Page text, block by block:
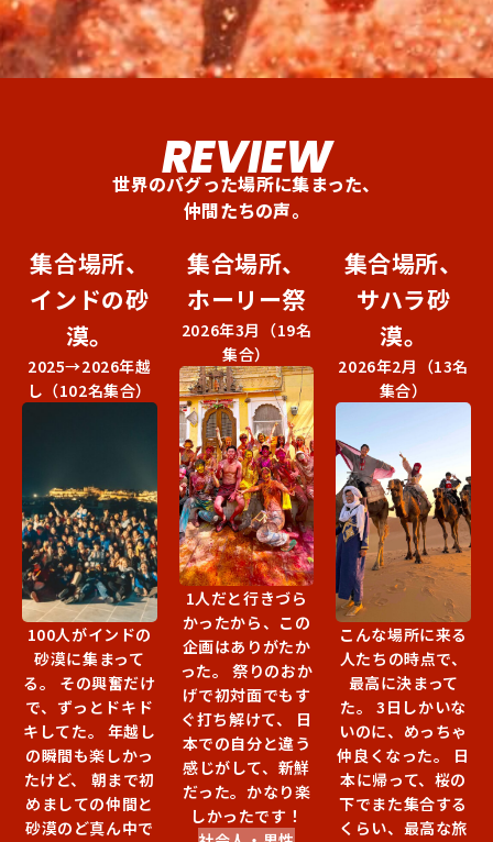
REVIEW
世界のバグった場所に集まった、
仲間たちの声。
集合場所、
インドの砂
漠。
2025→2026年越
し（102名集合）
100人がインドの
砂漠に集まって
る。 その興奮だけ
で、ずっとドキド
キしてた。 年越し
の瞬間も楽しかっ
たけど、 朝まで初
めましての仲間と
砂漠のど真ん中で
集合場所、
ホーリー祭
2026年3月（19名
集合）
1人だと行きづら
かったから、この
企画はありがたか
った。 祭りのおか
げで初対面でもす
ぐ打ち解けて、 日
本での自分と違う
感じがして、新鮮
だった。かなり楽
しかったです！
集合場所、
サハラ砂
漠。
2026年2月（13名
集合）
こんな場所に来る
人たちの時点で、
最高に決まって
た。 3日しかいな
いのに、めっちゃ
仲良くなった。 日
本に帰って、桜の
下でまた集合する
くらい、最高な旅